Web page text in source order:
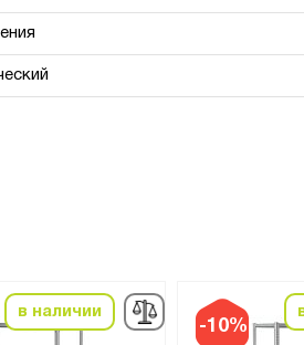
в наличии
-10%